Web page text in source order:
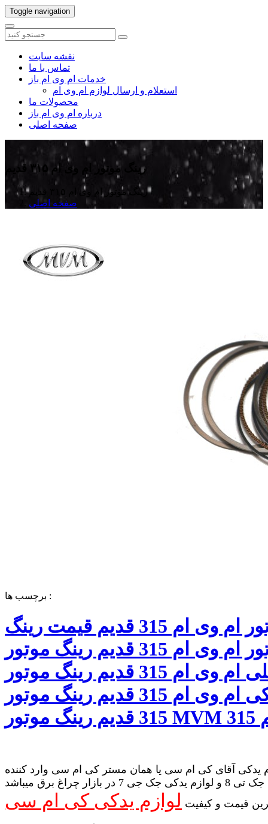
Toggle navigation
نقشه سایت
تماس با ما
خدمات ام وی ام باز
استعلام و ارسال لوازم ام وی ام
محصولات ما
درباره ام وی ام باز
صفحه اصلی
رینگ موتور ام وی ام ۳۱۵ قدیم
رینگ موتور ام وی ام ۳۱۵ قدیم
صفحه اصلی
برچسب ها :
رینگ موتور ام وی ام 315 قدیم قیمت رینگ
موتور ام وی ام 315 قدیم رینگ موتور
اصلی ام وی ام 315 قدیم رینگ موتور
فابریکی ام وی ام 315 قدیم رینگ موتور
یدکی آقای کی ام سی یا همان مستر کی ام سی وارد کننده
لوازم یدکی جک تی 8 و لوازم یدکی جک جی 7 در بازار چراغ برق میباشد
قیمت و کیفیت لوازم یدکی کی ام سی